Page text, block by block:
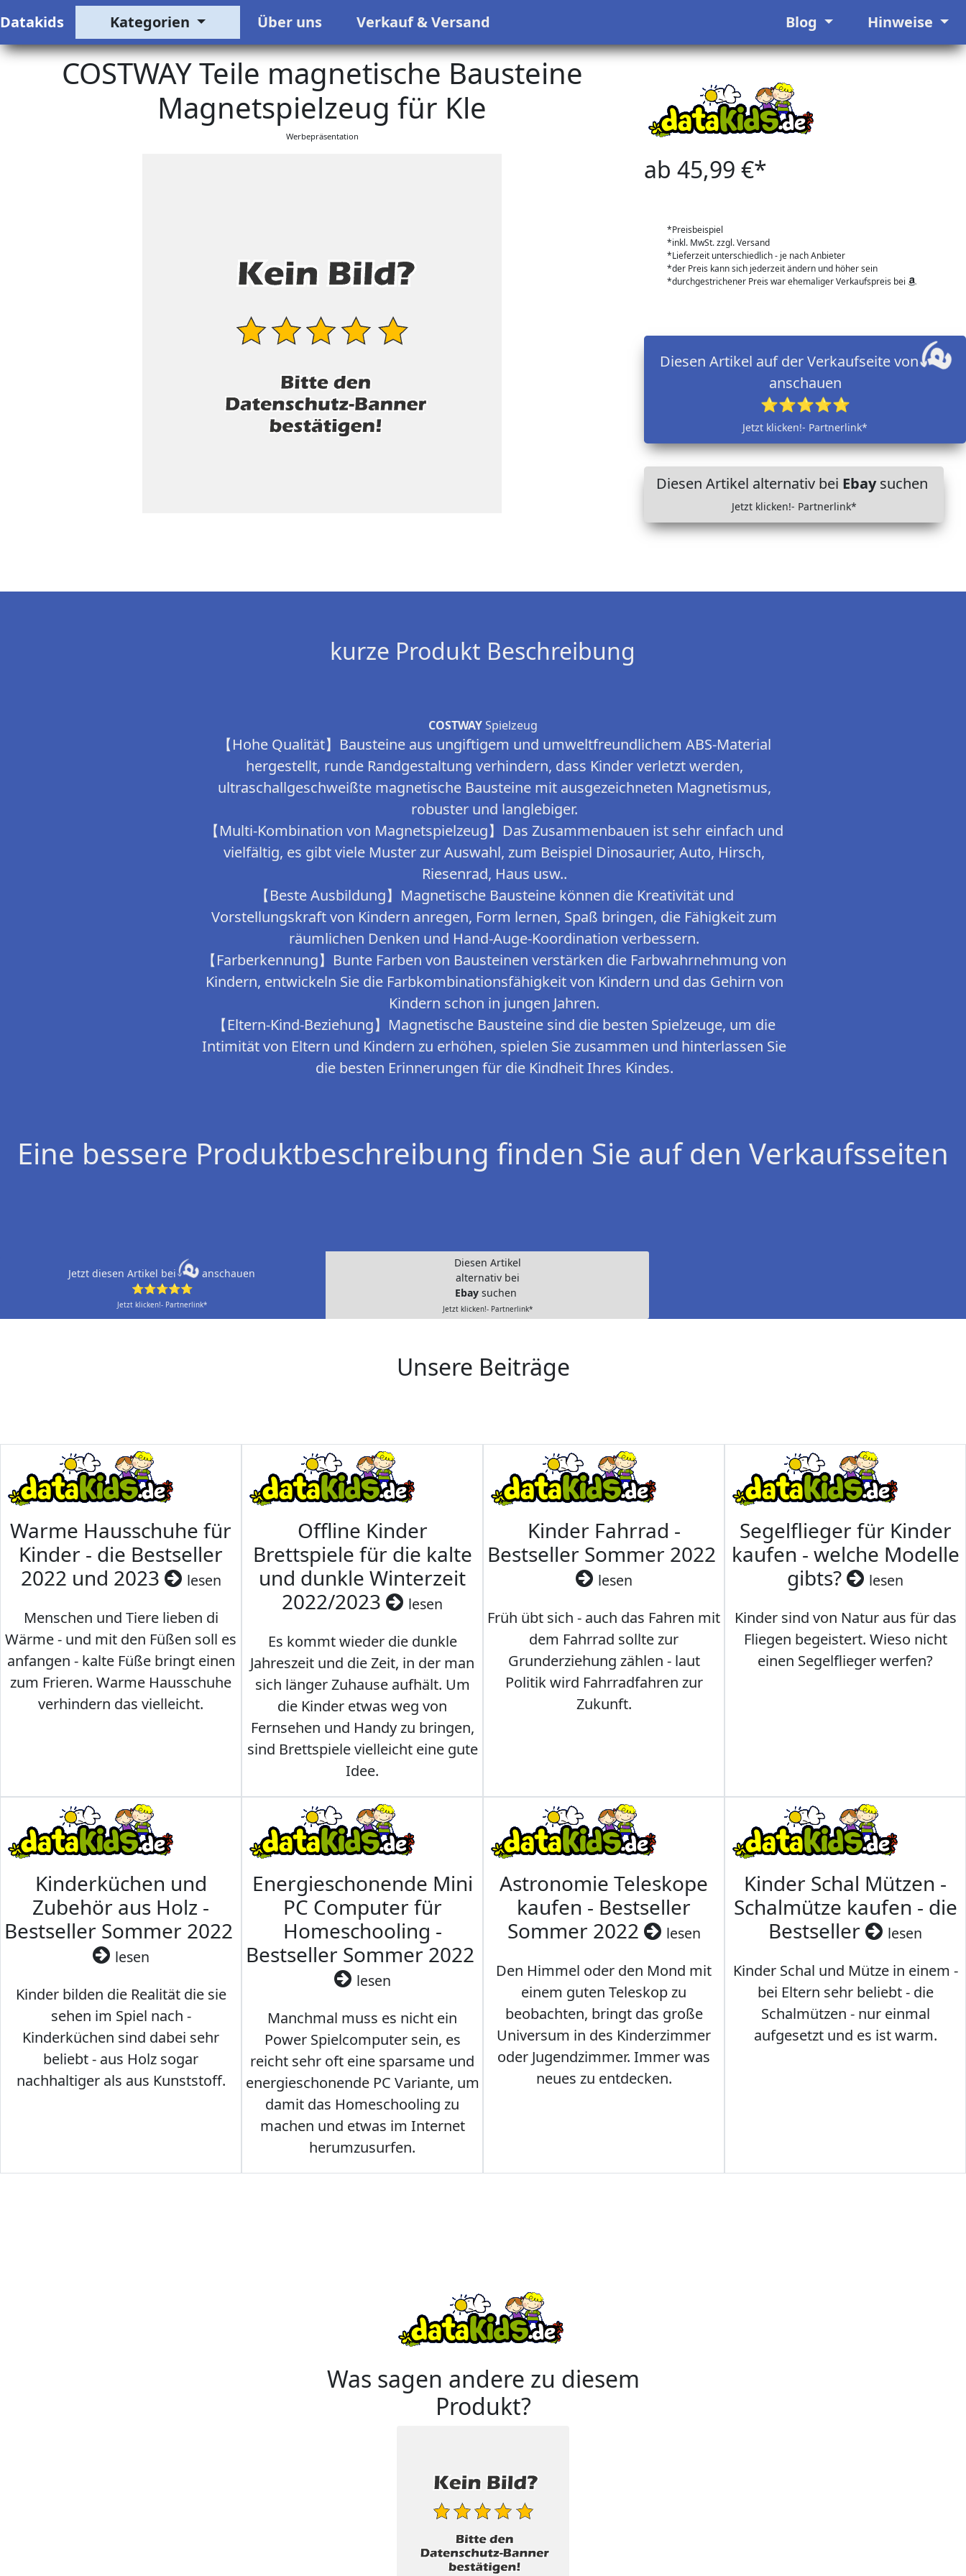
Datakids Kategorien Über uns Verkauf & Versand Blog Hinweise
COSTWAY Teile magnetische Bausteine
Magnetspielzeug für Kle
Werbepräsentation
ab 45,99 €*
*Preisbeispiel
*inkl. MwSt. zzgl. Versand
*Lieferzeit unterschiedlich - je nach Anbieter
*der Preis kann sich jederzeit ändern und höher sein
*durchgestrichener Preis war ehemaliger Verkaufspreis bei
Diesen Artikel auf der Verkaufseite von
anschauen
⭐⭐⭐⭐⭐
Jetzt klicken!- Partnerlink*
Diesen Artikel alternativ bei Ebaysuchen
Jetzt klicken!- Partnerlink*
kurze Produkt Beschreibung
COSTWAYSpielzeug
【Hohe Qualität】Bausteine aus ungiftigem und umweltfreundlichem ABS-Material
hergestellt, runde Randgestaltung verhindern, dass Kinder verletzt werden,
ultraschallgeschweißte magnetische Bausteine mit ausgezeichneten Magnetismus,
robuster und langlebiger.
【Multi-Kombination von Magnetspielzeug】Das Zusammenbauen ist sehr einfach und
vielfältig, es gibt viele Muster zur Auswahl, zum Beispiel Dinosaurier, Auto, Hirsch,
Riesenrad, Haus usw..
【Beste Ausbildung】Magnetische Bausteine können die Kreativität und
Vorstellungskraft von Kindern anregen, Form lernen, Spaß bringen, die Fähigkeit zum
räumlichen Denken und Hand-Auge-Koordination verbessern.
【Farberkennung】Bunte Farben von Bausteinen verstärken die Farbwahrnehmung von
Kindern, entwickeln Sie die Farbkombinationsfähigkeit von Kindern und das Gehirn von
Kindern schon in jungen Jahren.
【Eltern-Kind-Beziehung】Magnetische Bausteine sind die besten Spielzeuge, um die
Intimität von Eltern und Kindern zu erhöhen, spielen Sie zusammen und hinterlassen Sie
die besten Erinnerungen für die Kindheit Ihres Kindes.
Eine bessere Produktbeschreibung finden Sie auf den Verkaufsseiten
Jetzt diesen Artikel bei
anschauen
⭐⭐⭐⭐⭐
Jetzt klicken!- Partnerlink*
Diesen Artikel
alternativ bei
Ebay suchen
Jetzt klicken!- Partnerlink*
Unsere Beiträge
Warme Hausschuhe für
Kinder - die Bestseller
2022 und 2023
lesen
Menschen und Tiere lieben di
Wärme - und mit den Füßen soll es
anfangen - kalte Füße bringt einen
zum Frieren. Warme Hausschuhe
verhindern das vielleicht.
Offline Kinder
Brettspiele für die kalte
und dunkle Winterzeit
2022/2023
lesen
Es kommt wieder die dunkle
Jahreszeit und die Zeit, in der man
sich länger Zuhause aufhält. Um
die Kinder etwas weg von
Fernsehen und Handy zu bringen,
sind Brettspiele vielleicht eine gute
Idee.
Kinder Fahrrad -
Bestseller Sommer 2022
lesen
Früh übt sich - auch das Fahren mit
dem Fahrrad sollte zur
Grunderziehung zählen - laut
Politik wird Fahrradfahren zur
Zukunft.
Segelflieger für Kinder
kaufen - welche Modelle
gibts?
lesen
Kinder sind von Natur aus für das
Fliegen begeistert. Wieso nicht
einen Segelflieger werfen?
Kinderküchen und
Zubehör aus Holz -
Bestseller Sommer 2022
lesen
Kinder bilden die Realität die sie
sehen im Spiel nach -
Kinderküchen sind dabei sehr
beliebt - aus Holz sogar
nachhaltiger als aus Kunststoff.
Energieschonende Mini
PC Computer für
Homeschooling -
Bestseller Sommer 2022
lesen
Manchmal muss es nicht ein
Power Spielcomputer sein, es
reicht sehr oft eine sparsame und
energieschonende PC Variante, um
damit das Homeschooling zu
machen und etwas im Internet
herumzusurfen.
Astronomie Teleskope
kaufen - Bestseller
Sommer 2022
lesen
Den Himmel oder den Mond mit
einem guten Teleskop zu
beobachten, bringt das große
Universum in des Kinderzimmer
oder Jugendzimmer. Immer was
neues zu entdecken.
Kinder Schal Mützen -
Schalmütze kaufen - die
Bestseller
lesen
Kinder Schal und Mütze in einem -
bei Eltern sehr beliebt - die
Schalmützen - nur einmal
aufgesetzt und es ist warm.
Was sagen andere zu diesem
Produkt?